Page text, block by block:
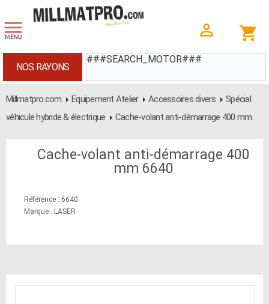
###SEARCH_MOTOR###
NOS RAYONS
Millmatpro.com Equipement Atelier Accessoires divers
Spécial
véhicule hybride & électrique
Cache-volant anti-démarrage 400 mm
Cache-volant anti-démarrage 400
mm 6640
Référence : 6640
Marque : LASER